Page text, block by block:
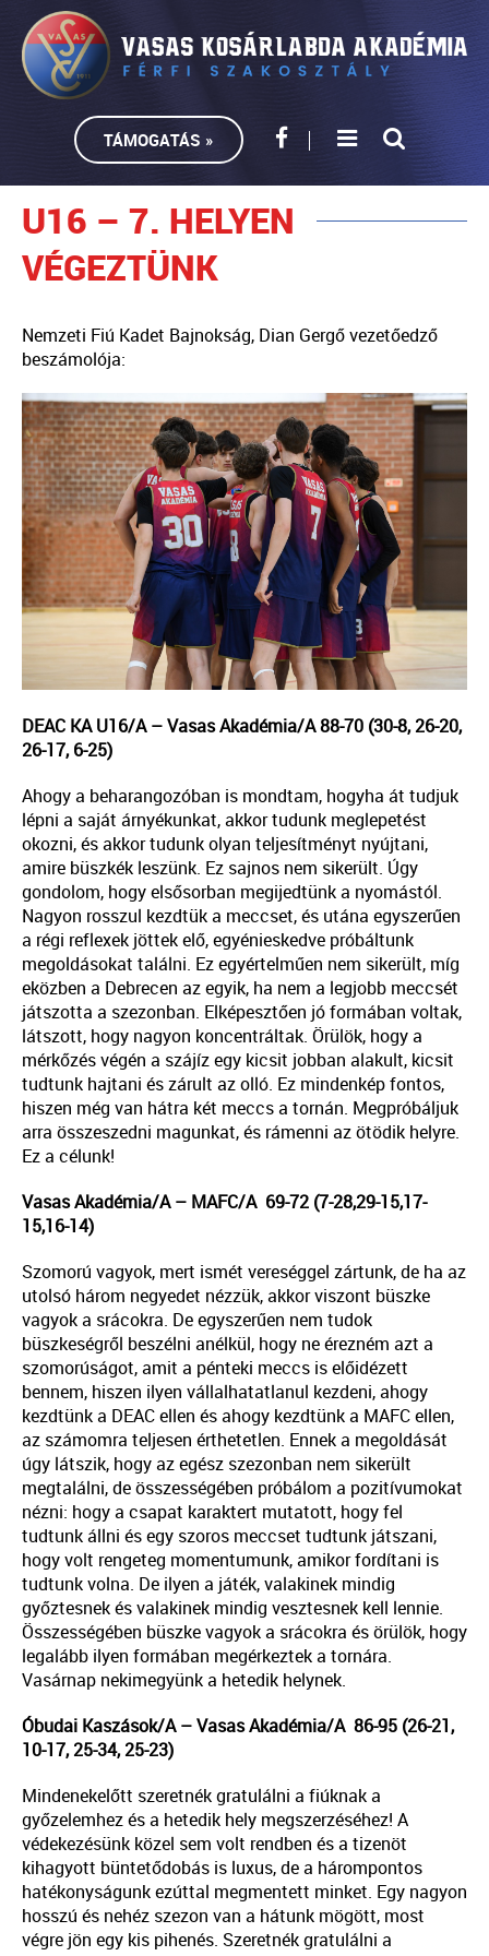
TÁMOGATÁS »
U16 – 7. HELYEN
VÉGEZTÜNK
Nemzeti Fiú Kadet Bajnokság, Dian Gergő vezetőedző
beszámolója:
DEAC KA U16/A – Vasas Akadémia/A 88-70 (30-8, 26-20,
26-17, 6-25)
Ahogy a beharangozóban is mondtam, hogyha át tudjuk
lépni a saját árnyékunkat, akkor tudunk meglepetést
okozni, és akkor tudunk olyan teljesítményt nyújtani,
amire büszkék leszünk. Ez sajnos nem sikerült. Úgy
gondolom, hogy elsősorban megijedtünk a nyomástól.
Nagyon rosszul kezdtük a meccset, és utána egyszerűen
a régi reflexek jöttek elő, egyénieskedve próbáltunk
megoldásokat találni. Ez egyértelműen nem sikerült, míg
eközben a Debrecen az egyik, ha nem a legjobb meccsét
játszotta a szezonban. Elképesztően jó formában voltak,
látszott, hogy nagyon koncentráltak. Örülök, hogy a
mérkőzés végén a szájíz egy kicsit jobban alakult, kicsit
tudtunk hajtani és zárult az olló. Ez mindenkép fontos,
hiszen még van hátra két meccs a tornán. Megpróbáljuk
arra összeszedni magunkat, és rámenni az ötödik helyre.
Ez a célunk!
Vasas Akadémia/A – MAFC/A 69-72 (7-28,29-15,17-
15,16-14)
Szomorú vagyok, mert ismét vereséggel zártunk, de ha az
utolsó három negyedet nézzük, akkor viszont büszke
vagyok a srácokra. De egyszerűen nem tudok
büszkeségről beszélni anélkül, hogy ne érezném azt a
szomorúságot, amit a pénteki meccs is előidézett
bennem, hiszen ilyen vállalhatatlanul kezdeni, ahogy
kezdtünk a DEAC ellen és ahogy kezdtünk a MAFC ellen,
az számomra teljesen érthetetlen. Ennek a megoldását
úgy látszik, hogy az egész szezonban nem sikerült
megtalálni, de összességében próbálom a pozitívumokat
nézni: hogy a csapat karaktert mutatott, hogy fel
tudtunk állni és egy szoros meccset tudtunk játszani,
hogy volt rengeteg momentumunk, amikor fordítani is
tudtunk volna. De ilyen a játék, valakinek mindig
győztesnek és valakinek mindig vesztesnek kell lennie.
Összességében büszke vagyok a srácokra és örülök, hogy
legalább ilyen formában megérkeztek a tornára.
Vasárnap nekimegyünk a hetedik helynek.
Óbudai Kaszások/A – Vasas Akadémia/A 86-95 (26-21,
10-17, 25-34, 25-23)
Mindenekelőtt szeretnék gratulálni a fiúknak a
győzelemhez és a hetedik hely megszerzéséhez! A
védekezésünk közel sem volt rendben és a tizenöt
kihagyott büntetődobás is luxus, de a hárompontos
hatékonyságunk ezúttal megmentett minket. Egy nagyon
hosszú és nehéz szezon van a hátunk mögött, most
végre jön egy kis pihenés. Szeretnék gratulálni a